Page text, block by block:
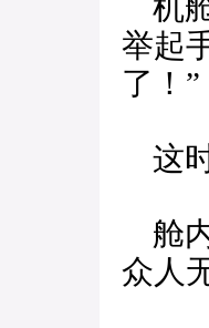
机
举起
了！”
这
舱
众人